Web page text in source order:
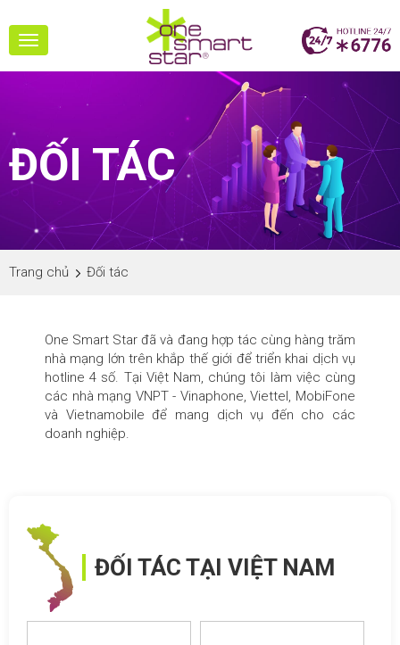
Toggle
navigation
ĐỐI TÁC
Trang chủ Đối tác
One Smart Star đã và đang hợp tác cùng hàng trăm
nhà mạng lớn trên khắp thế giới để triển khai dịch vụ
hotline 4 số. Tại Việt Nam, chúng tôi làm việc cùng
các nhà mạng VNPT - Vinaphone, Viettel, MobiFone
và Vietnamobile để mang dịch vụ đến cho các
doanh nghiệp.
ĐỐI TÁC TẠI VIỆT NAM